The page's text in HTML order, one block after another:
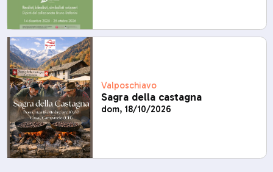
Valposchiavo
Sagra della castagna
dom, 18/10/2026